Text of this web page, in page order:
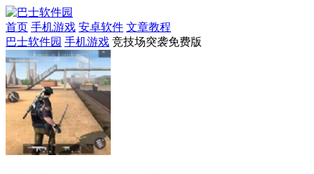
首页 手机游戏 安卓软件 文章教程
巴士软件园 手机游戏 竞技场突袭免费版